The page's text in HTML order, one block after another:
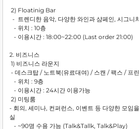
2) Floatinig Bar
- 트렌디한 음악, 다양한 와인과 샴페인, 시그니
- 위치 : 10층
- 이용시간 : 18:00~22:00 (Last order 21:00)
2. 비즈니스
1) 비즈니스 라운지
- 데스크탑 / 노트북(유료대여) / 스캔 / 팩스 / 프
- 위치 : 9층
- 이용시간 : 24시간 이용가능
2) 미팅룸
- 회의, 세미나, 컨퍼런스, 이벤트 등 다양한 모임
실
- ~90명 수용 가능 (Talk&Tallk, Talk&Play)